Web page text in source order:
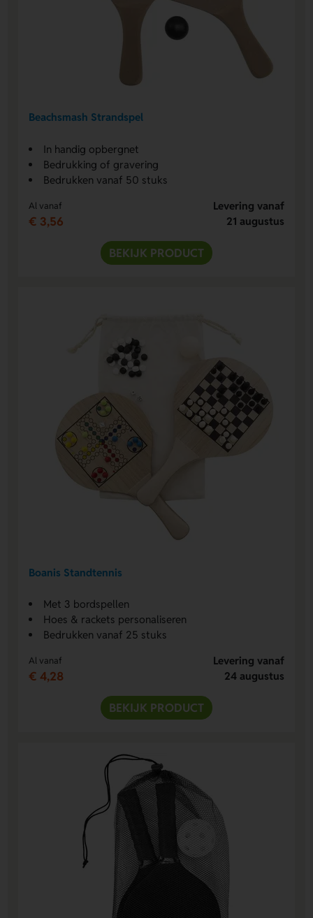
Beachsmash Strandspel
In handig opbergnet
Bedrukking of gravering
Bedrukken vanaf 50 stuks
Al vanaf
€ 3,56
Levering vanaf
21 augustus
BEKIJK PRODUCT
Boanis Standtennis
Met 3 bordspellen
Hoes & rackets personaliseren
Bedrukken vanaf 25 stuks
Al vanaf
€ 4,28
Levering vanaf
24 augustus
BEKIJK PRODUCT